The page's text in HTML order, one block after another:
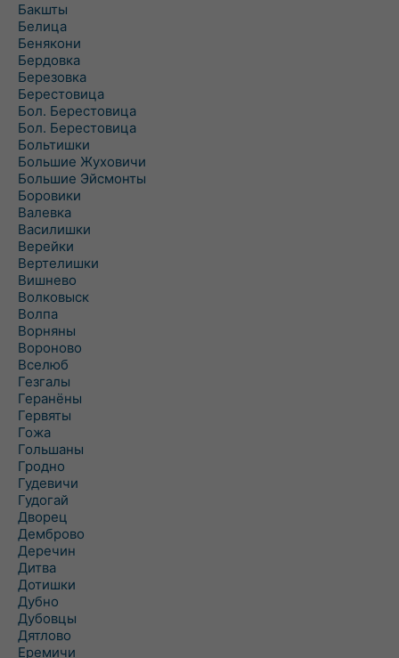
Бакшты
Белица
Бенякони
Бердовка
Березовка
Берестовица
Бол. Берестовица
Бол. Берестовица
Больтишки
Большие Жуховичи
Большие Эйсмонты
Боровики
Валевка
Василишки
Верейки
Вертелишки
Вишнево
Волковыск
Волпа
Ворняны
Вороново
Вселюб
Гезгалы
Геранёны
Гервяты
Гожа
Гольшаны
Гродно
Гудевичи
Гудогай
Дворец
Демброво
Деречин
Дитва
Дотишки
Дубно
Дубовцы
Дятлово
Еремичи